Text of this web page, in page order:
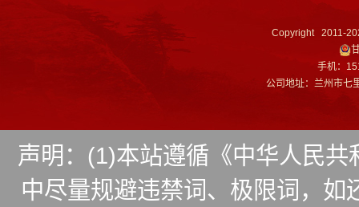
Copyright 2011-
手机：
公司地址：兰州市
声明：(1)本站遵循《中华人民
中尽量规避违禁词、极限词，